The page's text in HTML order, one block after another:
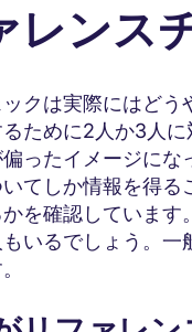
レンス
クは実際にはど
ために2人か3人
ったイメージに
てしか情報を得
を確認していま
いるでしょう。